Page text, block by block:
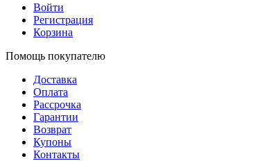
Войти
Регистрация
Корзина
Помощь покупателю
Доставка
Оплата
Рассрочка
Гарантии
Возврат
Купоны
Контакты